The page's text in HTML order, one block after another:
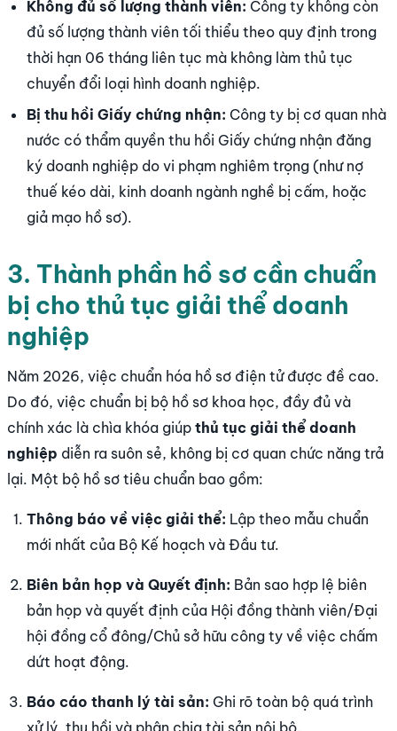
Không đủ số lượng thành viên: Công ty không còn
đủ số lượng thành viên tối thiểu theo quy định trong
thời hạn 06 tháng liên tục mà không làm thủ tục
chuyển đổi loại hình doanh nghiệp.
Bị thu hồi Giấy chứng nhận: Công ty bị cơ quan nhà
nước có thẩm quyền thu hồi Giấy chứng nhận đăng
ký doanh nghiệp do vi phạm nghiêm trọng (như nợ
thuế kéo dài, kinh doanh ngành nghề bị cấm, hoặc
giả mạo hồ sơ).
3. Thành phần hồ sơ cần chuẩn
bị cho thủ tục giải thể doanh
nghiệp
Năm 2026, việc chuẩn hóa hồ sơ điện tử được đề cao.
Do đó, việc chuẩn bị bộ hồ sơ khoa học, đầy đủ và
chính xác là chìa khóa giúp thủ tục giải thể doanh
nghiệp diễn ra suôn sẻ, không bị cơ quan chức năng trả
lại. Một bộ hồ sơ tiêu chuẩn bao gồm:
Thông báo về việc giải thể: Lập theo mẫu chuẩn
mới nhất của Bộ Kế hoạch và Đầu tư.
Biên bản họp và Quyết định: Bản sao hợp lệ biên
bản họp và quyết định của Hội đồng thành viên/Đại
hội đồng cổ đông/Chủ sở hữu công ty về việc chấm
dứt hoạt động.
Báo cáo thanh lý tài sản: Ghi rõ toàn bộ quá trình